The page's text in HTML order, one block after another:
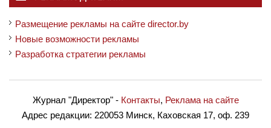
Размещение рекламы на сайте director.by
Новые возможности рекламы
Разработка стратегии рекламы
Журнал "Директор"- Контакты, Реклама на сайте
Адрес редакции: 220053 Минск, Каховская 17, оф. 239